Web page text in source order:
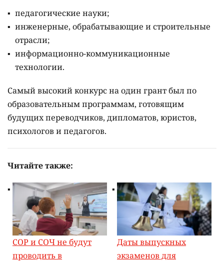
педагогические науки;
инженерные, обрабатывающие и строительные
отрасли;
информационно-коммуникационные
технологии.
Самый высокий конкурс на один грант был по
образовательным программам, готовящим
будущих переводчиков, дипломатов, юристов,
психологов и педагогов.
Читайте также:
СОР и СОЧ не будут
проводить в
Даты выпускных
экзаменов для